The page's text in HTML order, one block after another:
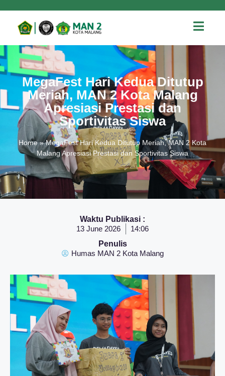
MegaFest Hari Kedua Ditutup
Meriah, MAN 2 Kota Malang
Apresiasi Prestasi dan
Sportivitas Siswa
Home»MegaFest Hari Kedua Ditutup Meriah, MAN 2 Kota
Malang Apresiasi Prestasi dan Sportivitas Siswa
Waktu Publikasi :
13 June 2026
14:06
Penulis
Humas MAN 2 Kota Malang